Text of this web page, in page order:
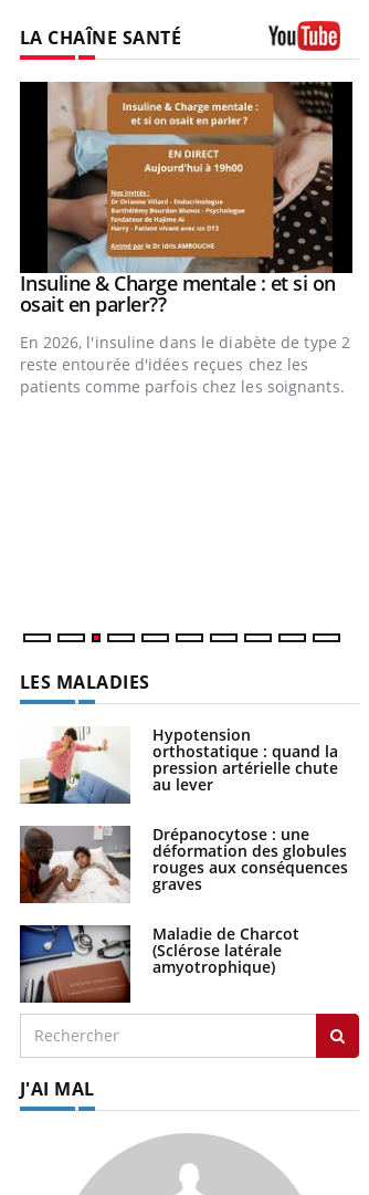
LA CHAÎNE SANTÉ
Youtube
Insuline & Charge mentale : et si on
osait en parler??Youtube
En 2026, l'insuline dans le diabète de type 2
reste entourée d'idées reçues chez les
patients comme parfois chez les soignants.
LES MALADIES
Hypotension
orthostatique : quand la
pression artérielle chute
au lever
Drépanocytose : une
déformation des globules
rouges aux conséquences
graves
Maladie de Charcot
(Sclérose latérale
amyotrophique)
J'AI MAL